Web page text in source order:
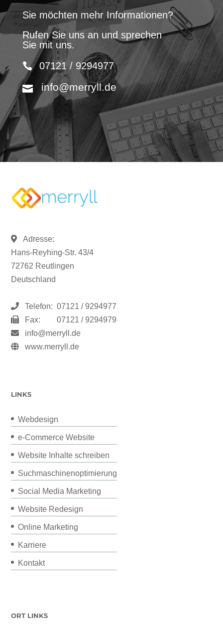
Sie möchten mehr Informationen?
Rufen Sie uns an und sprechen
Sie mit uns.
07121 / 9294977
info@merryll.de
Adresse:
Hans-Reyhing-Str. 43/4
72762 Reutlingen
Deutschland
Telefon: 07121 / 9294977
Fax:
07121 / 9294979
info@merryll.de
www.merryll.de
LINKS
Webdesign
e-Commerce Website
Website Inhalte schreiben
Suchmaschinenoptimierung
Social Media Marketing
Website Redesign
Online Marketing
Karriere
Kontakt
ORT LINKS